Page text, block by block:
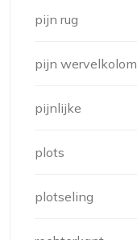
pijn rug
pijn wervelkolom
pijnlijke
plots
plotseling